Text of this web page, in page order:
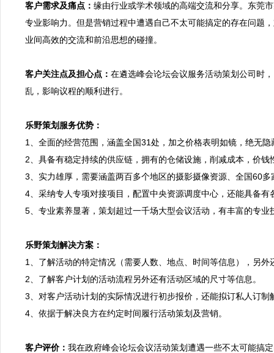
客户需求及痛点： 缘由行业或学术领域的高端交流和分享。东莞
专业影响力。但是营销过程中遭遇自己不太可能搞定的存在问题
业间高效的交流和前沿思想的碰撞。
客户关注点及担心点： 在遴选峰会论坛会议服务活动策划公司时
乱，影响议程的顺利进行。
乐野策划服务优势：
1、全面的经营范围，涵盖全国31处，加之价格表明如镜，绝无隐
2、具备有稳定持续的供应链，拥有的仓储设施，削减成本，价钱
3、实力雄厚，需要涵盖两百多个地区的摄影摄像资源、全国60
4、采纳专人专项对接项目，配置中央资源调度中心，还能具备
5、专业素养显著，策划超过一千场大型会议活动，有丰富的专
乐野策划解决方案：
1、了解活动的特定情况（需要人数、地点、时间等信息），另外
2、了解客户计划的活动流程另外还有活动区域的尺寸等信息。
3、对客户活动计划的实际情况进行初步报价，还能拟订私人订制
4、依据于解决良方在约定时间履行活动策划及营销。
客户评价： 我在政府峰会论坛会议活动策划遭遇一些不太可能搞